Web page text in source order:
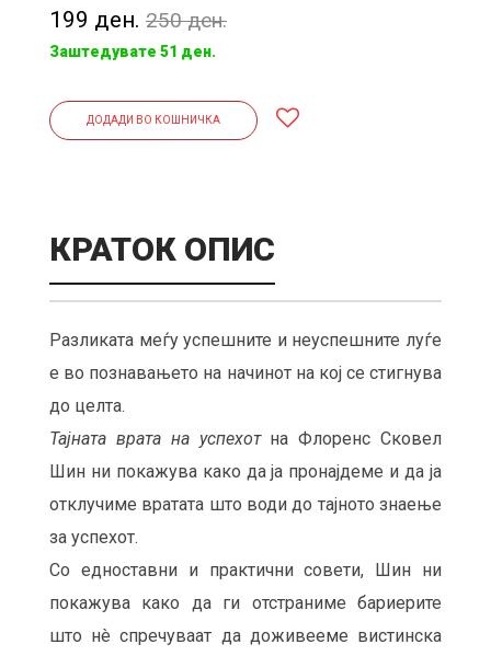
199 ден. 250 ден.
Заштедувате 51 ден.
ДОДАДИ ВО КОШНИЧКА
КРАТОК ОПИС
Разликата меѓу успешните и неуспешните луѓе
е во познавањето на начинот на кој се стигнува
до целта.
Тајната врата на успехотна Флоренс Сковел
Шин ни покажува како да ја пронајдеме и да ја
отклучиме вратата што води до тајното знаење
за успехот.
Со едноставни и практични совети, Шин ни
покажува како да ги отстраниме бариерите
што нè спречуваат да доживееме вистинска